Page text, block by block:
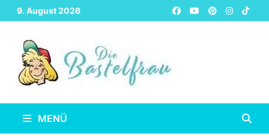
Zurück
zum
Inhalt
9. August 2026
MENÜ